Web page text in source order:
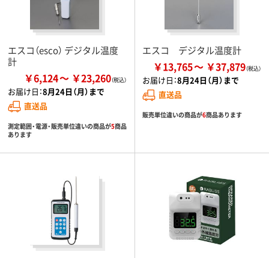
エスコ（esco） デジタル温度
計
￥6,124 ￥23,260
お届け日：8月24日（月）まで
直送品
測定範囲・電源・販売単位違いの商品が5商品
あります
エスコ デジタル温度計
￥13,765 ￥37,879
お届け日：8月24日（月）まで
直送品
販売単位違いの商品が6商品あります